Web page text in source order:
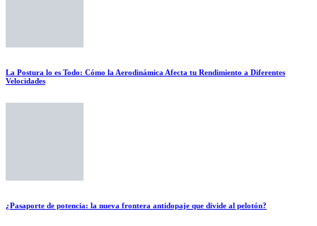
La Postura lo es Todo: Cómo la Aerodinámica Afecta tu Rendimiento a Diferentes
Velocidades
¿Pasaporte de potencia: la nueva frontera antidopaje que divide al pelotón?